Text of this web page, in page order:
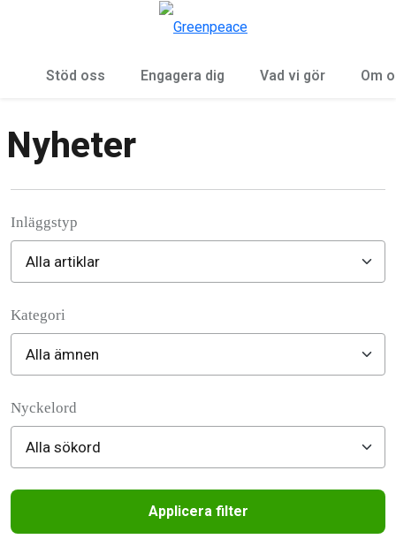
Stöd oss Engagera dig Vad vi gör Om
Nyheter
Inläggstyp
Kategori
Nyckelord
Applicera filter